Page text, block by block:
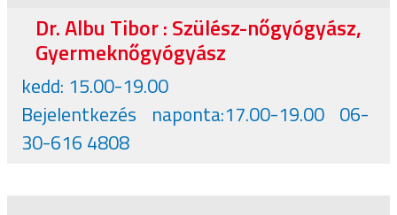
Dr. Albu Tibor : Szülész-nőgyógyász,
Gyermeknőgyógyász
kedd: 15.00-19.00
Bejelentkezés naponta:17.00-19.00 06-
30-616 4808